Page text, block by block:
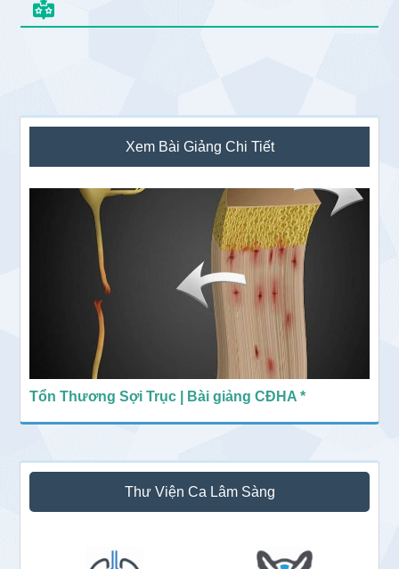
Sidebar
chính
Xem Bài Giảng Chi Tiết
Tổn Thương Sợi Trục | Bài giảng CĐHA *
Thư Viện Ca Lâm Sàng